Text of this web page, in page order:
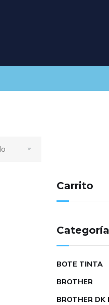
Carrito
BOTE TINTA
BROTHER
BROTHER DK